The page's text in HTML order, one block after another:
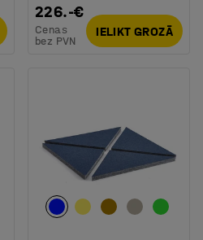
226.-€
Cenas
bez PVN
IELIKT GROZĀ